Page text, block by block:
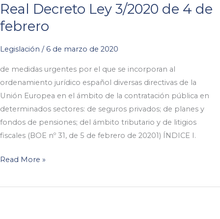
Real Decreto Ley 3/2020 de 4 de
febrero
Legislación / 6 de marzo de 2020
de medidas urgentes por el que se incorporan al
ordenamiento jurídico español diversas directivas de la
Unión Europea en el ámbito de la contratación pública en
determinados sectores: de seguros privados; de planes y
fondos de pensiones; del ámbito tributario y de litigios
fiscales (BOE nº 31, de 5 de febrero de 20201) ÍNDICE I.
Read More »